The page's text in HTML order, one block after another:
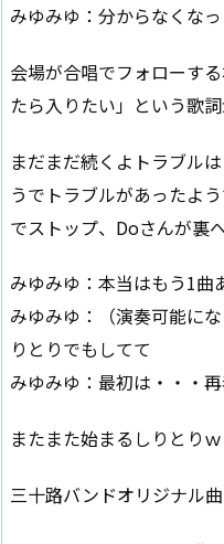
みゆみゆ：分からなくな
会場が合唱でフォローす
たら入りたい」という歌
まだまだ続くよトラブル
うでトラブルがあったよ
でストップ、Doさんが裏
みゆみゆ：本当はもう1曲
みゆみゆ：（演奏可能に
りとりでもしてて
みゆみゆ：最初は・・・
またまた始まるしりとりｗ
三十路バンドオリジナル曲